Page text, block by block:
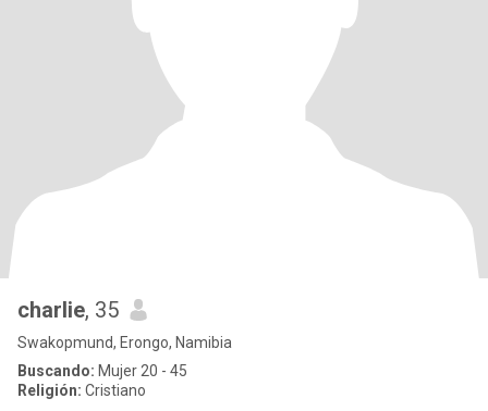
charlie, 35
Swakopmund, Erongo, Namibia
Buscando: Mujer 20 - 45
Religión: Cristiano